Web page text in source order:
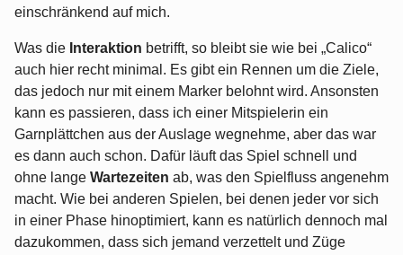
einschränkend auf mich.
Was die Interaktion betrifft, so bleibt sie wie bei „Calico“
auch hier recht minimal. Es gibt ein Rennen um die Ziele,
das jedoch nur mit einem Marker belohnt wird. Ansonsten
kann es passieren, dass ich einer Mitspielerin ein
Garnplättchen aus der Auslage wegnehme, aber das war
es dann auch schon. Dafür läuft das Spiel schnell und
ohne lange Wartezeiten ab, was den Spielfluss angenehm
macht. Wie bei anderen Spielen, bei denen jeder vor sich
in einer Phase hinoptimiert, kann es natürlich dennoch mal
dazukommen, dass sich jemand verzettelt und Züge